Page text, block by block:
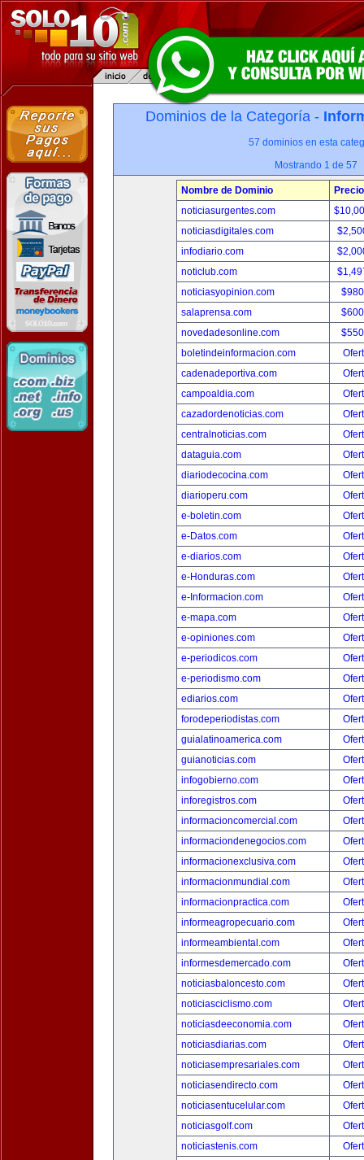
Dominios de la Categoría -
57 dominios en esta
Mostrando 1 de 57
Nombre de Dominio
Precio
noticiasurgentes.com
noticiasdigitales.com
infodiario.com
noticlub.com
noticiasyopinion.com
salaprensa.com
novedadesonline.com
boletindeinformacion.com
cadenadeportiva.com
campoaldia.com
cazadordenoticias.com
centralnoticias.com
dataguia.com
diariodecocina.com
diarioperu.com
e-boletin.com
e-Datos.com
e-diarios.com
e-Honduras.com
e-Informacion.com
e-mapa.com
e-opiniones.com
e-periodicos.com
e-periodismo.com
ediarios.com
forodeperiodistas.com
guialatinoamerica.com
guianoticias.com
infogobierno.com
inforegistros.com
informacioncomercial.com
informaciondenegocios.com
informacionexclusiva.com
informacionmundial.com
informacionpractica.com
informeagropecuario.com
informeambiental.com
informesdemercado.com
noticiasbaloncesto.com
noticiasciclismo.com
noticiasdeeconomia.com
noticiasdiarias.com
noticiasempresariales.com
noticiasendirecto.com
noticiasentucelular.com
noticiasgolf.com
noticiastenis.com